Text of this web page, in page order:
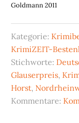
Goldmann 2011
Kategorie:
KrimiZEIT-
Stichworte:
Glauserpreis,
Horst,
Kommentare: